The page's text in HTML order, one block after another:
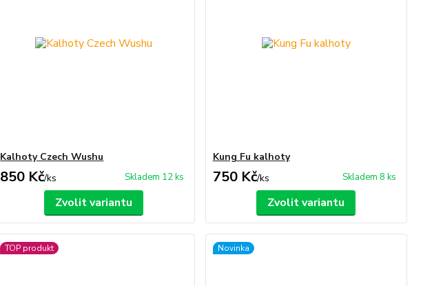
Kalhoty Czech Wushu
850 Kč/ks Skladem 12 ks
Zvolit variantu
Kung Fu kalhoty
750 Kč/ks Skladem 8 ks
Zvolit variantu
TOP produkt Novinka